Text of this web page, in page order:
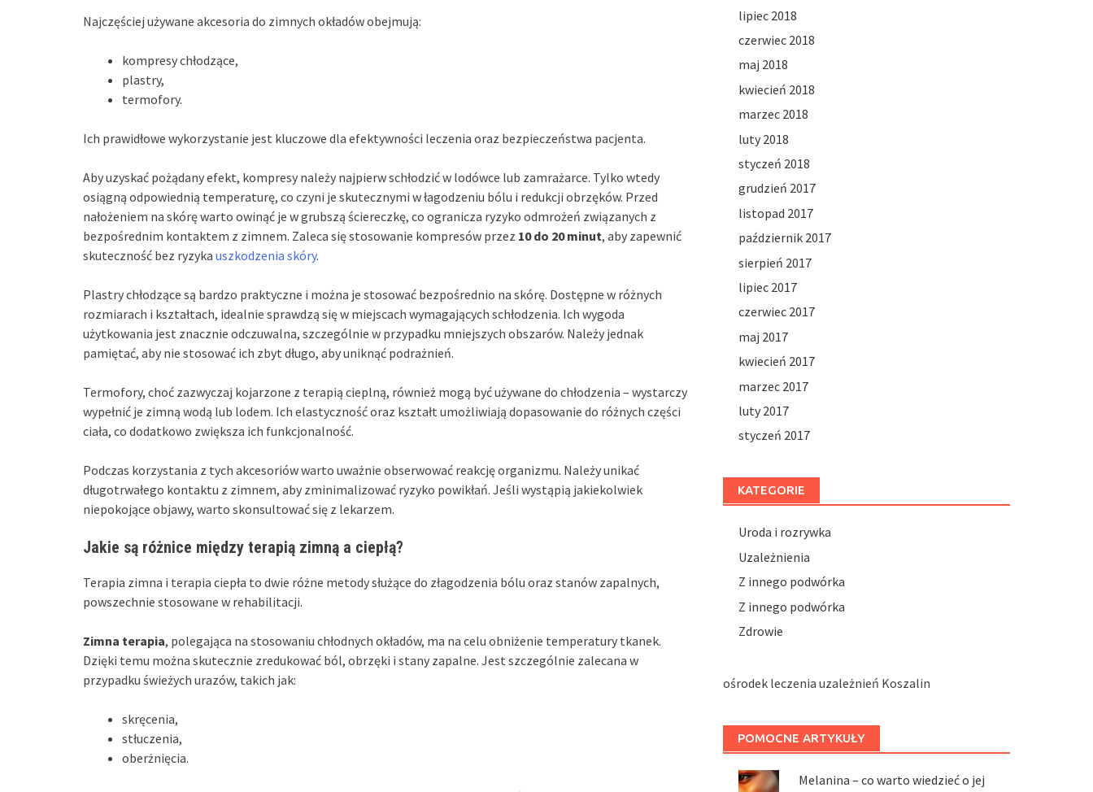
Najczęściej używane akcesoria do zimnych okładów obejmują:
kompresy chłodzące,
plastry,
termofory.
Ich prawidłowe wykorzystanie jest kluczowe dla efektywności leczenia oraz bezpieczeństwa pacjenta.
Aby uzyskać pożądany efekt, kompresy należy najpierw schłodzić w lodówce lub zamrażarce. Tylko wtedy
osiągną odpowiednią temperaturę, co czyni je skutecznymi w łagodzeniu bólu i redukcji obrzęków. Przed
nałożeniem na skórę warto owinąć je w grubszą ściereczkę, co ogranicza ryzyko odmrożeń związanych z
bezpośrednim kontaktem z zimnem. Zaleca się stosowanie kompresów przez 10 do 20 minut, aby zapewnić
skuteczność bez ryzyka uszkodzenia skóry.
Plastry chłodzące są bardzo praktyczne i można je stosować bezpośrednio na skórę. Dostępne w różnych
rozmiarach i kształtach, idealnie sprawdzą się w miejscach wymagających schłodzenia. Ich wygoda
użytkowania jest znacznie odczuwalna, szczególnie w przypadku mniejszych obszarów. Należy jednak
pamiętać, aby nie stosować ich zbyt długo, aby uniknąć podrażnień.
Termofory, choć zazwyczaj kojarzone z terapią cieplną, również mogą być używane do chłodzenia – wystarczy
wypełnić je zimną wodą lub lodem. Ich elastyczność oraz kształt umożliwiają dopasowanie do różnych części
ciała, co dodatkowo zwiększa ich funkcjonalność.
Podczas korzystania z tych akcesoriów warto uważnie obserwować reakcję organizmu. Należy unikać
długotrwałego kontaktu z zimnem, aby zminimalizować ryzyko powikłań. Jeśli wystąpią jakiekolwiek
niepokojące objawy, warto skonsultować się z lekarzem.
Jakie są różnice między terapią zimną a ciepłą?
Terapia zimna i terapia ciepła to dwie różne metody służące do złagodzenia bólu oraz stanów zapalnych,
powszechnie stosowane w rehabilitacji.
Zimna terapia, polegająca na stosowaniu chłodnych okładów, ma na celu obniżenie temperatury tkanek.
Dzięki temu można skutecznie zredukować ból, obrzęki i stany zapalne. Jest szczególnie zalecana w
przypadku świeżych urazów, takich jak:
skręcenia,
stłuczenia,
oberżnięcia.
lipiec 2018
czerwiec 2018
maj 2018
kwiecień 2018
marzec 2018
luty 2018
styczeń 2018
grudzień 2017
listopad 2017
październik 2017
sierpień 2017
lipiec 2017
czerwiec 2017
maj 2017
kwiecień 2017
marzec 2017
luty 2017
styczeń 2017
KATEGORIE
Uroda i rozrywka
Uzależnienia
Z innego podwórka
Z innego podwórka
Zdrowie
ośrodek leczenia uzależnień Koszalin
POMOCNE ARTYKUŁY
Melanina – co warto wiedzieć o jej